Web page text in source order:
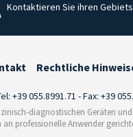
Kontaktieren Sie ihren
Rechtliche
+39 055.8991.71 - Fax: +39
diagnostischen Geräten
professionelle Anwender